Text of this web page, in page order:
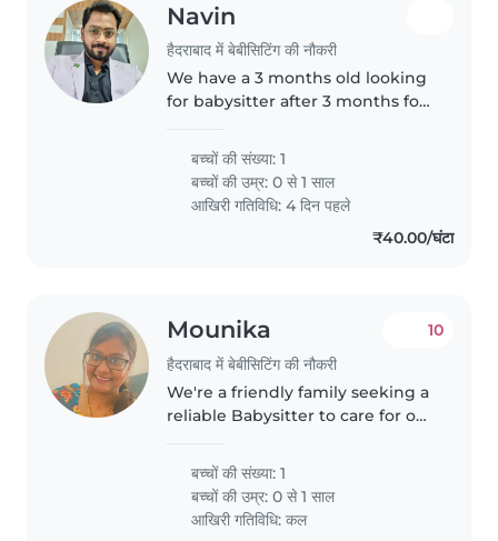
Navin
हैदराबाद में बेबीसिटिंग की नौकरी
We have a 3 months old looking
for babysitter after 3 months for
parents
बच्चों की संख्या: 1
बच्चों की उम्र:0 से 1 साल
आखिरी गतिविधि: 4 दिन पहले
₹40.00/घंटा
Mounika
हैदराबाद में बेबीसिटिंग की नौकरी
10
We're a friendly family seeking a
reliable Babysitter to care for our
love someone comfortable with
light chores and who can
engage our curious little..
बच्चों की संख्या: 1
बच्चों की उम्र:0 से 1 साल
आखिरी गतिविधि: कल